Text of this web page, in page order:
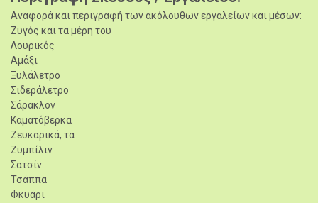
Αναφορά και περιγραφή των ακόλουθων εργαλείων και μέσων:
Ζυγός και τα μέρη του
Λουρικός
Αμάξι
Ξυλάλετρο
Σιδεράλετρο
Σάρακλον
Καματόβερκα
Ζευκαρικά, τα
Ζυμπίλιν
Σατσίν
Τσάππα
Φκυάρι